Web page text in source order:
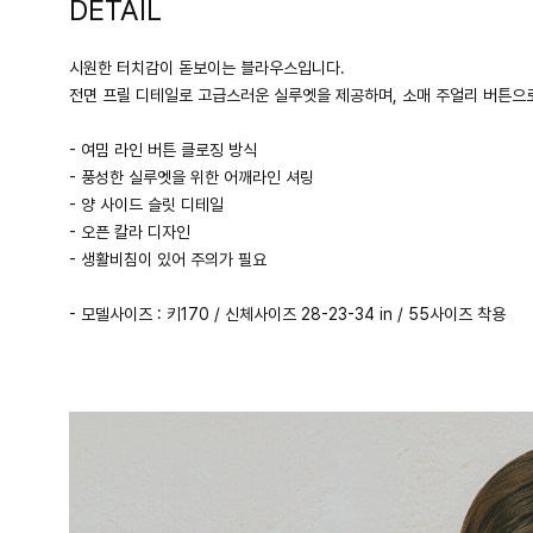
DETAIL
시원한 터치감이 돋보이는 블라우스입니다.
전면 프릴 디테일로 고급스러운 실루엣을 제공하며, 소매 주얼리 버튼
- 여밈 라인 버튼 클로징 방식
- 풍성한 실루엣을 위한 어깨라인 셔링
- 양 사이드 슬릿 디테일
- 오픈 칼라 디자인
- 생활비침이 있어 주의가 필요
- 모델사이즈 : 키170 / 신체사이즈 28-23-34 in / 55사이즈 착용